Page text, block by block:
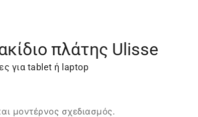
πλάτης Ulisse
για tablet ή laptop
μοντέρνος σχεδιασμός.